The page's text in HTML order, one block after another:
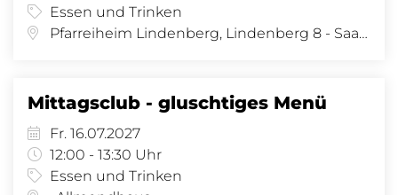
Essen und Trinken
Pfarreiheim Lindenberg, Lindenberg 8 - Saal, Lindenberg 8, 4058 Basel
Mittagsclub - gluschtiges Menü
Fr. 16.07.2027
12:00 - 13:30 Uhr
Essen und Trinken